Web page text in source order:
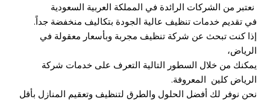
نعتبر من الشركات الرائدة في المملكة العربية السعودية
في تقديم خدمات تنظيف عالية الجودة بتكاليف منخفضة جداً.
إذا كنت تبحث عن شركة تنظيف مجربة وبأسعار معقولة في
الرياض،
يمكنك من خلال السطور التالية التعرف على خدمات شركة
الرياض كلين المعروفة.
نحن نوفر لك أفضل الحلول والطرق لتنظيف وتعقيم المنازل بأقل